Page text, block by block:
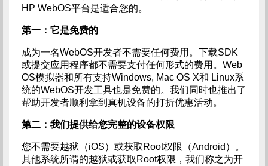
HP WebOS平台是适合您的。
第一：它是免费的
成为一名WebOS开发者不需要任何费用。下载SDK
或提交应用程序都不需要支付任何形式的费用。Web
OS模拟器和所有支持Windows, Mac OS X和 Linux系
统的WebOS开发工具也是免费的。我们同时也推出了
帮助开发者顺利拿到真机设备的打折优惠活动。
第二：我们提供给您完整的设备权限
您不需要越狱（iOS）或获取Root权限（Android）。
其他系统所谓的越狱或获取Root权限，我们称之为开